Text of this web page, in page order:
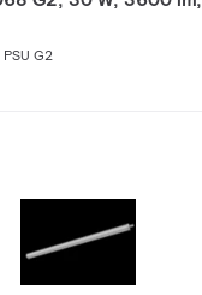
G2